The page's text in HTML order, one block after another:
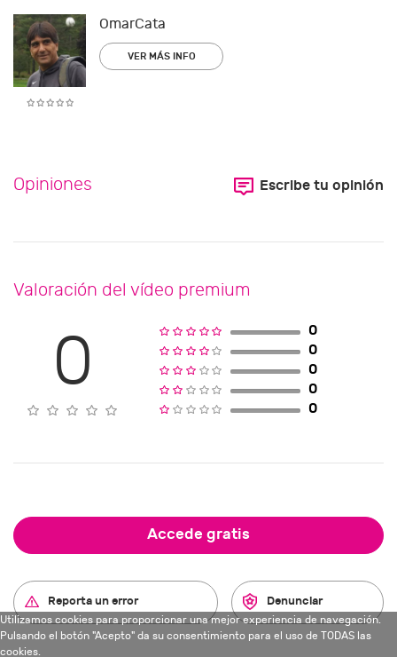
OmarCata
VER MÁS INFO
Opiniones Escribe tu opinión
Valoración del vídeo premium
0
0
0
0
0
0
Accede gratis
Reporta un error Denunciar
Utilizamos cookies para proporcionar una mejor experiencia de navegación.
Pulsando el botón "Acepto" da su consentimiento para el uso de TODAS las
cookies.